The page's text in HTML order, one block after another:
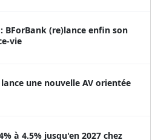
BForBank (re)lance enfin son
vie
une nouvelle AV orientée
à 4.5% jusqu'en 2027 chez